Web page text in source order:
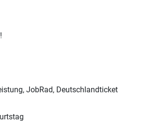
JobRad, Deutschlandticket